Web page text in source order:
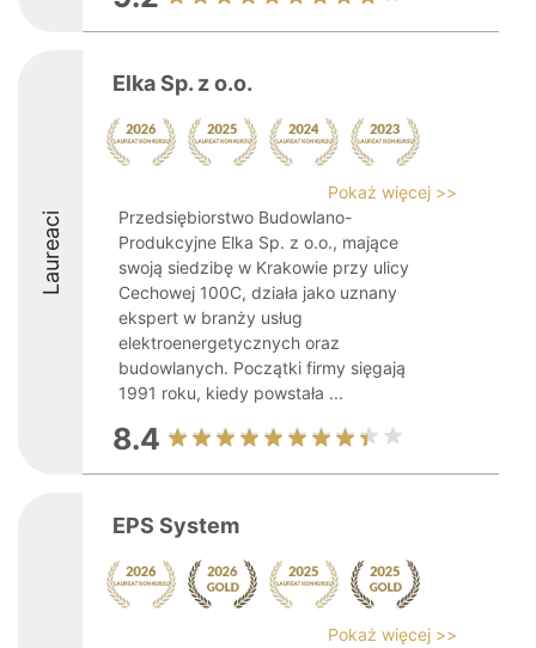
Laureaci
Elka Sp. z o.o.
Pokaż więcej >>
Przedsiębiorstwo Budowlano-
Produkcyjne Elka Sp. z o.o., mające
swoją siedzibę w Krakowie przy ulicy
Cechowej 100C, działa jako uznany
ekspert w branży usług
elektroenergetycznych oraz
budowlanych. Początki firmy sięgają
1991 roku, kiedy powstała ...
8.4
EPS System
Pokaż więcej >>